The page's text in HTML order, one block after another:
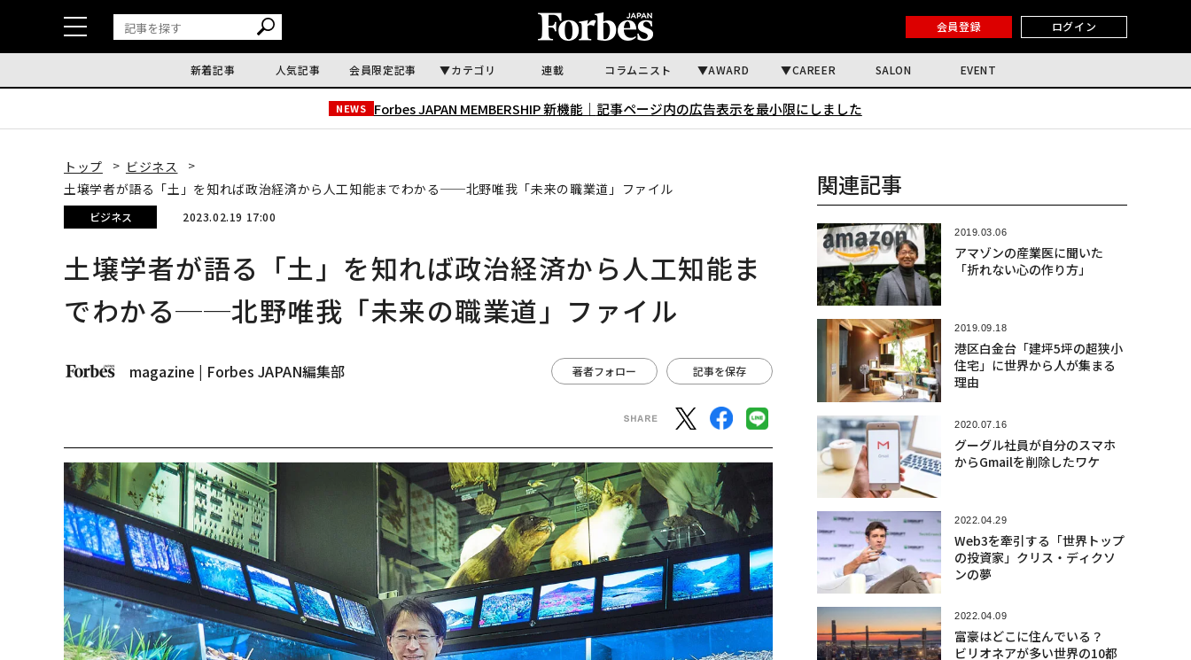
会員登録 ログイン
新着記事 人気記事 会員限定記事 カテゴリ 連載 コラムニスト AWARD CAREER SALON EVENT
NEWS Forbes JAPAN MEMBERSHIP 新機能｜ 記事ページ内の広告表示を最小限にしました
トップ
ビジネス
土壌学者が語る「土」を知れば政治経済から人工知能までわかる──北野唯我「未来の職業道」ファイル
ビジネス 2023.02.19 17:00
土壌学者が語る「土」を知れば政治経済から人工知能ま
でわかる──北野唯我「未来の職業道」ファイル
magazine | Forbes JAPAN編集部 著者フォロー 記事を保存
関連記事
2019.03.06
アマゾンの産業医に聞いた
「折れない心の作り方」
2019.09.18
港区白金台「建坪5坪の超狭小
住宅」に世界から人が集まる
理由
2020.07.16
グーグル社員が自分のスマホ
からGmailを削除したワケ
2022.04.29
Web3を牽引する「世界トップ
の投資家」クリス・ディクソ
ンの夢
2022.04.09
富豪はどこに住んでいる？
ビリオネアが多い世界の10都